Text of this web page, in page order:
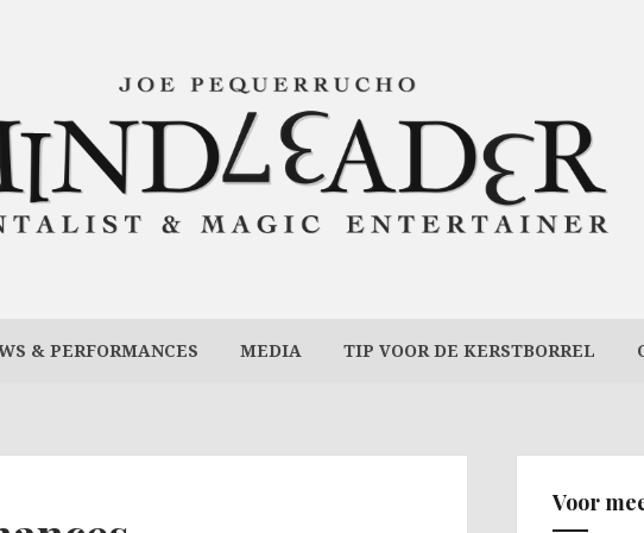
& PERFORMANCES MEDIA TIP VOOR DE KERSTBORREL
Voor